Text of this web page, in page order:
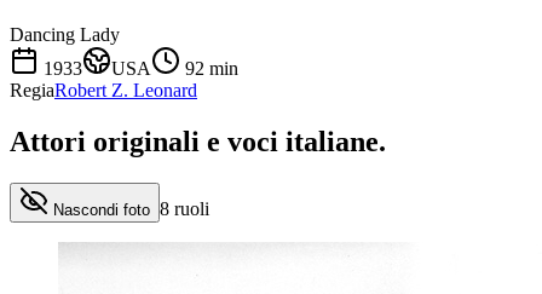
Dancing Lady
1933
USA 92 min
RegiaRobert Z. Leonard
Attori originali e voci italiane.
Nascondi foto 8 ruoli